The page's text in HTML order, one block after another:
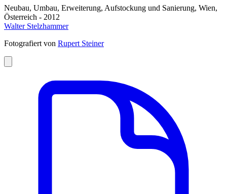
Neubau, Umbau, Erweiterung, Aufstockung und Sanierung, Wien,
Österreich - 2012
Walter Stelzhammer
Fotografiert von Rupert Steiner